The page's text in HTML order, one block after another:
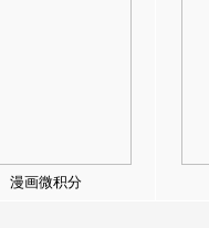
漫画微积分